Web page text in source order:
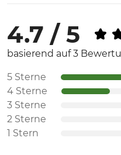
4.7 / 5
basierend auf 3
5 Sterne
4 Sterne
3 Sterne
2 Sterne
1 Stern